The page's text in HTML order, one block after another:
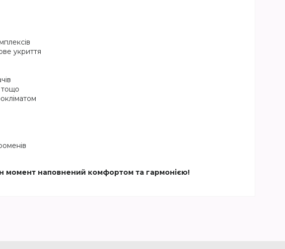
укриття
тощо
момент наповнений комфортом та гармонією!